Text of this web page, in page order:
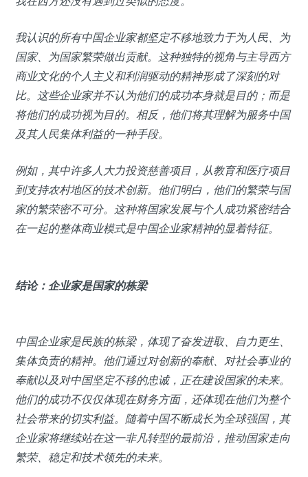
我认识的所有中国企业家都坚定不移地致力于为人民、为
国家、为国家繁荣做出贡献。这种独特的视角与主导西方
商业文化的个人主义和利润驱动的精神形成了深刻的对
比。这些企业家并不认为他们的成功本身就是目的；而是
将他们的成功视为目的。相反，他们将其理解为服务中国
及其人民集体利益的一种手段。
例如，其中许多人大力投资慈善项目，从教育和医疗项目
到支持农村地区的技术创新。他们明白，他们的繁荣与国
家的繁荣密不可分。这种将国家发展与个人成功紧密结合
在一起的整体商业模式是中国企业家精神的显着特征。
结论：企业家是国家的栋梁
中国企业家是民族的栋梁，体现了奋发进取、自力更生、
集体负责的精神。他们通过对创新的奉献、对社会事业的
奉献以及对中国坚定不移的忠诚，正在建设国家的未来。
他们的成功不仅仅体现在财务方面，还体现在他们为整个
社会带来的切实利益。随着中国不断成长为全球强国，其
企业家将继续站在这一非凡转型的最前沿，推动国家走向
繁荣、稳定和技术领先的未来。